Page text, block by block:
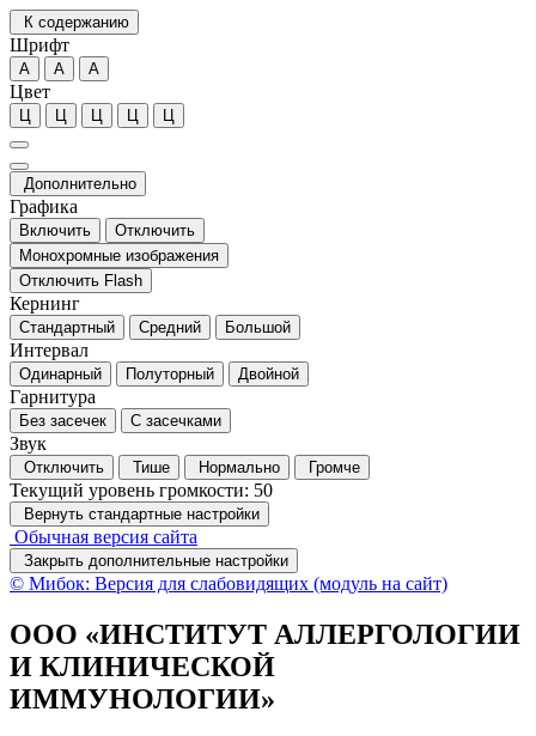
К содержанию
Шрифт
А А А
Цвет
Ц Ц Ц Ц Ц
Дополнительно
Графика
Включить
Отключить
Монохромные изображения
Отключить Flash
Кернинг
Стандартный Средний Большой
Интервал
Одинарный Полуторный Двойной
Гарнитура
Без засечек С засечками
Звук
Отключить Тише Нормально Громче
Текущий уровень громкости: 50
Вернуть стандартные настройки
Обычная версия сайта
Закрыть дополнительные настройки
© Мибок: Версия для слабовидящих (модуль на сайт)
ООО «ИНСТИТУТ АЛЛЕРГОЛОГИИ
И КЛИНИЧЕСКОЙ
ИММУНОЛОГИИ»